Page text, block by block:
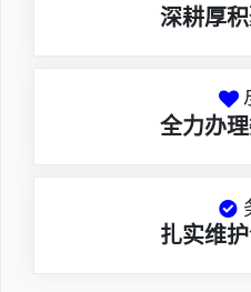
深耕厚
全力办
扎实维